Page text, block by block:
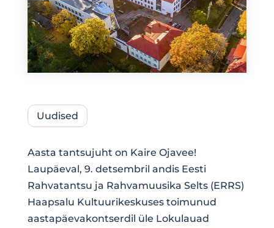
Uudised
Aasta tantsujuht on Kaire Ojavee!
Laupäeval, 9. detsembril andis Eesti
Rahvatantsu ja Rahvamuusika Selts (ERRS)
Haapsalu Kultuurikeskuses toimunud
aastapäevakontserdil üle Lokulauad